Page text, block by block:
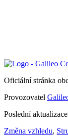
Oficiální stránka
Provozovatel
Poslední
Změna vzhledu,